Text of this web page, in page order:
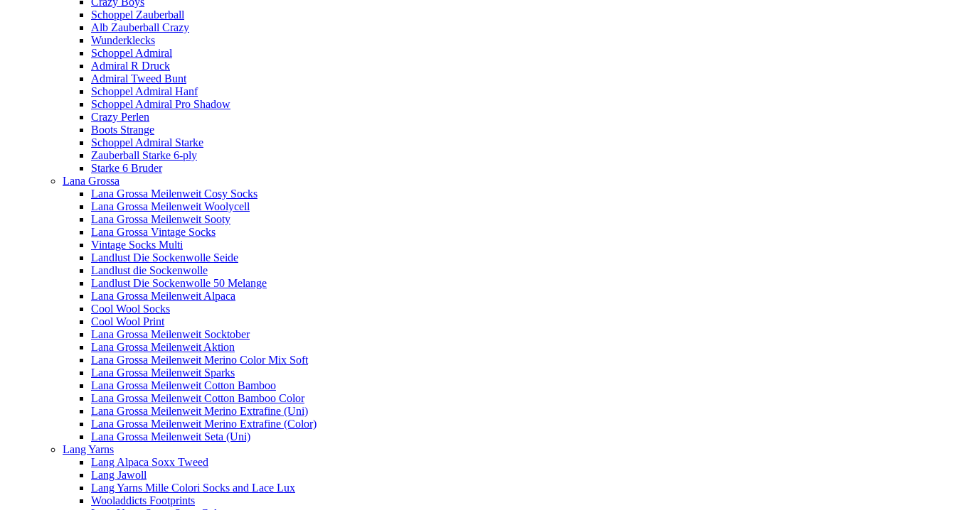
Schoppel Zauberball
Alb Zauberball Crazy
Wunderklecks
Schoppel Admiral
Admiral R Druck
Admiral Tweed Bunt
Schoppel Admiral Hanf
Schoppel Admiral Pro Shadow
Crazy Perlen
Boots Strange
Schoppel Admiral Starke
Zauberball Starke 6-ply
Starke 6 Bruder
Lana Grossa
Lana Grossa Meilenweit Cosy Socks
Lana Grossa Meilenweit Woolycell
Lana Grossa Meilenweit Sooty
Lana Grossa Vintage Socks
Vintage Socks Multi
Landlust Die Sockenwolle Seide
Landlust die Sockenwolle
Landlust Die Sockenwolle 50 Melange
Lana Grossa Meilenweit Alpaca
Cool Wool Socks
Cool Wool Print
Lana Grossa Meilenweit Socktober
Lana Grossa Meilenweit Aktion
Lana Grossa Meilenweit Merino Color Mix Soft
Lana Grossa Meilenweit Sparks
Lana Grossa Meilenweit Cotton Bamboo
Lana Grossa Meilenweit Cotton Bamboo Color
Lana Grossa Meilenweit Merino Extrafine (Uni)
Lana Grossa Meilenweit Merino Extrafine (Color)
Lana Grossa Meilenweit Seta (Uni)
Lang Yarns
Lang Alpaca Soxx Tweed
Lang Jawoll
Lang Yarns Mille Colori Socks and Lace Lux
Wooladdicts Footprints